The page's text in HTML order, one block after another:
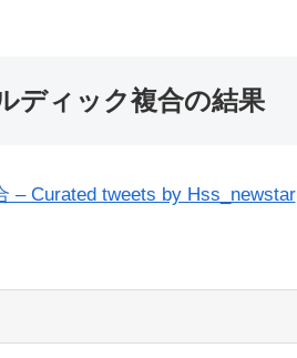
ディック複合の結果
Curated tweets by Hss_newstar